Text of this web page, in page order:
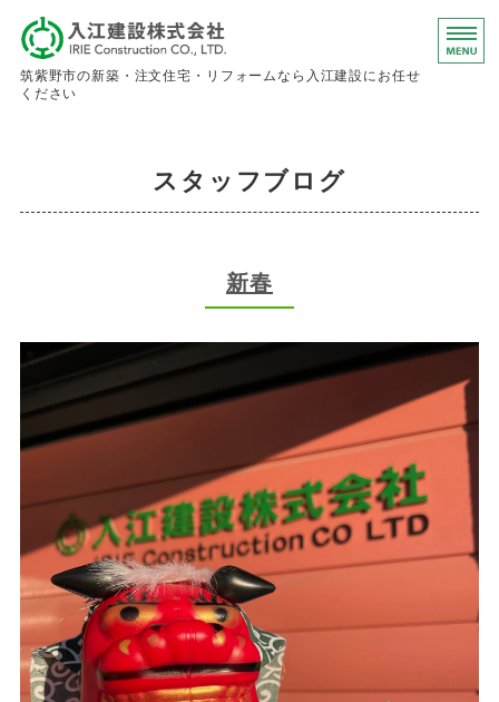
入江建設株
筑紫野市の新築・注文住宅・リフォームなら入江建設にお任せ
ください
スタッフブログ
新春